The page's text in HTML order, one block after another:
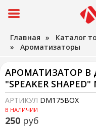
Главная » Каталог
» Ароматизаторы
АРОМАТИЗАТОР В
"SPEAKER SHAPED"
АРТИКУЛ DM175BOX
В НАЛИЧИИ
250 руб